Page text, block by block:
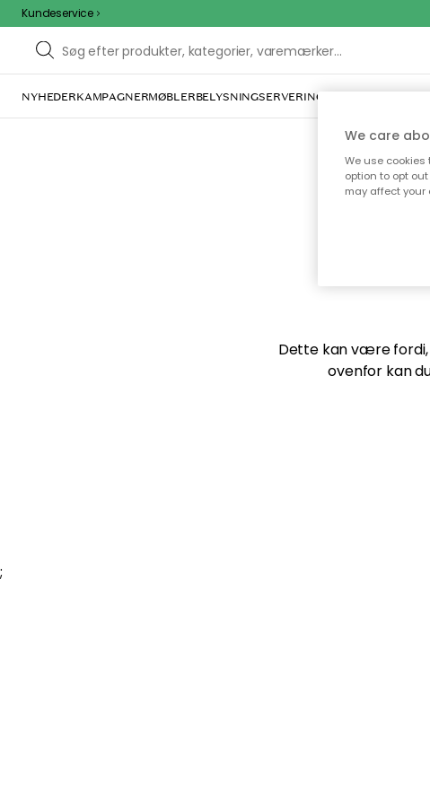
Kundeservice
NYHEDERKAMPAGNERMØBLERBELYSNINGSERVERING INDRETNING
Vi
Dette kan være fordi,
ovenfor kan
;
We care
We use
option to opt
may affect your